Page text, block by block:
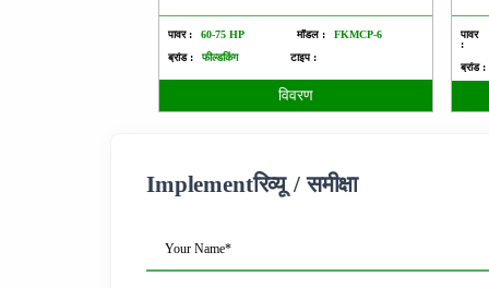
पावर : 60-75 HP मॉडल :
FKMCP-6
ब्रांड :
फील्डकिंग टाइप :
विवरण
पावर
:
ब्रांड :
Implementरिव्यू / समीक्षा
Your Name*